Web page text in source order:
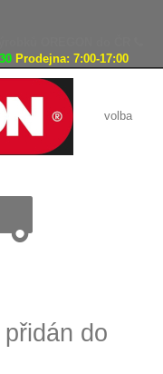
Prodejna: 7:00-17:00
volba
do